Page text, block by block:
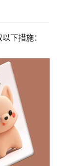
下措施：